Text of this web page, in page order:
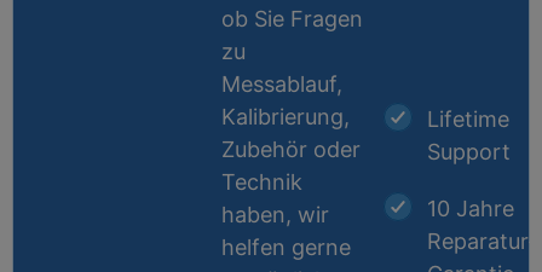
ob Sie Fragen
zu
Messablauf,
Kalibrierung,
Zubehör oder
Technik
haben, wir
helfen gerne
Lifetime
Support
10 Jahre
Reparatur-